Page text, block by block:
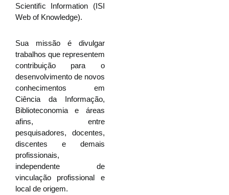
Scientiﬁc Information (ISI
Web of Knowledge).
Sua missão é divulgar
trabalhos que representem
contribuição para o
desenvolvimento de novos
conhecimentos em
Ciência da Informação,
Biblioteconomia e áreas
afins, entre
pesquisadores, docentes,
discentes e demais
profissionais,
independente de
vinculação profissional e
local de origem.